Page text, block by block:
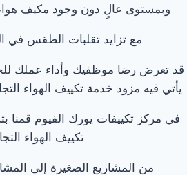
وبمستوى عالٍ دون وجود مكيف هواء
مع تزايد تقلبات الطقس في
قد تعرض رضا موظفيك وأداء عملك
يأتي فيه مزود خدمة تكييف الهواء
في مركز تكييفات يورك الفيوم قمنا
تكييف الهواء
من المشاريع الصغيرة إلى